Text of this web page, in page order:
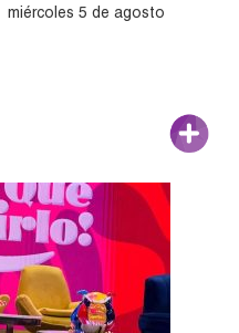
miércoles 5 de agosto